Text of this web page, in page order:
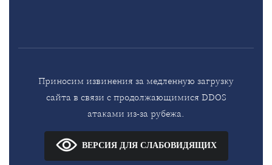
Приносим извинения за медленную загрузку
сайта в связи с продолжающимися DDOS
атаками из-за рубежа.
ВЕРСИЯ ДЛЯ СЛАБОВИДЯЩИХ